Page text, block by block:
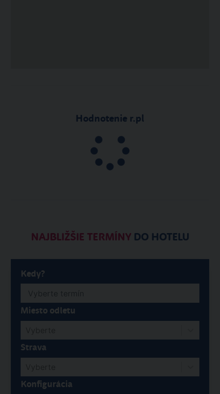
Hodnotenie r.pl
NAJBLIŽŠIE TERMÍNYDO HOTELU
Kedy?
Miesto odletu
Strava
Konfigurácia